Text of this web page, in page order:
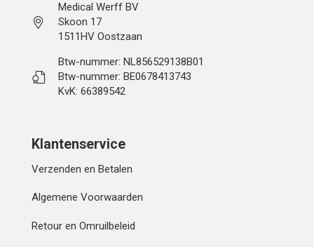
Medical Werff BV
Skoon 17
1511HV Oostzaan
Btw-nummer: NL856529138B01
Btw-nummer: BE0678413743
KvK: 66389542
Klantenservice
Verzenden en Betalen
Algemene Voorwaarden
Retour en Omruilbeleid